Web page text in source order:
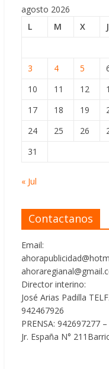
agosto 2026
L
M X J
3
4 5
10
11 12
17
18 19
24
25 26
31
« Jul
Contactanos
Email:
Director interino:
José Arias Padilla
942467926
PRENSA: 942697277
Jr. España N°